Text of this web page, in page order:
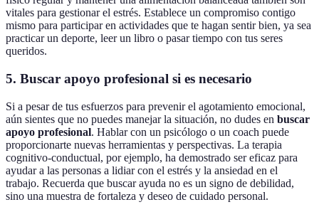
vitales para gestionar el estrés. Establece un compromiso contigo
mismo para participar en actividades que te hagan sentir bien, ya sea
practicar un deporte, leer un libro o pasar tiempo con tus seres
queridos.
5. Buscar apoyo profesional si es necesario
Si a pesar de tus esfuerzos para prevenir el agotamiento emocional,
aún sientes que no puedes manejar la situación, no dudes en buscar
apoyo profesional. Hablar con un psicólogo o un coach puede
proporcionarte nuevas herramientas y perspectivas. La terapia
cognitivo-conductual, por ejemplo, ha demostrado ser eficaz para
ayudar a las personas a lidiar con el estrés y la ansiedad en el
trabajo. Recuerda que buscar ayuda no es un signo de debilidad,
sino una muestra de fortaleza y deseo de cuidado personal.